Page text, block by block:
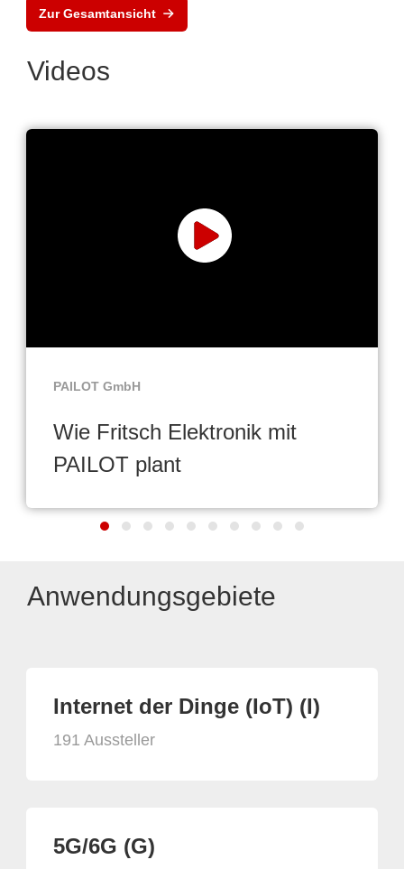
Zur Gesamtansicht
Videos
PAILOT GmbH
Wie Fritsch Elektronik mit
PAILOT plant
Anwendungsgebiete
Internet der Dinge (IoT) (I)
191 Aussteller
5G/6G (G)